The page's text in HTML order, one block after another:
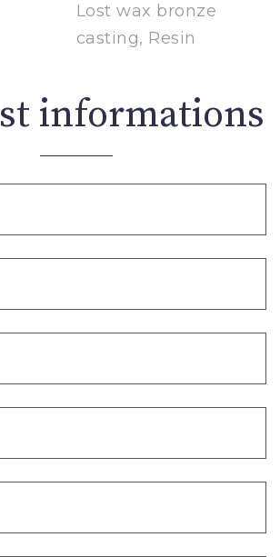
Lost wax bronze
casting, Resin
informations